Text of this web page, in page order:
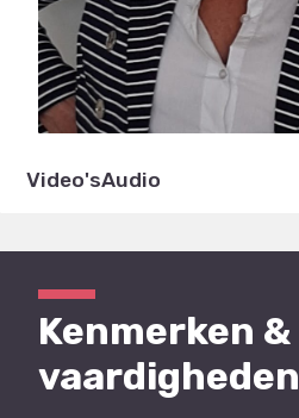
Video'sAudio
Kenmerken &
vaardigheden